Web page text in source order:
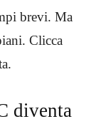
brevi. Ma
Clicca
diventa